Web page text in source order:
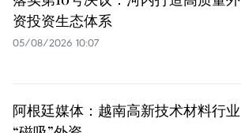
资投资生态体系
05/08/2026 10:07
阿根廷媒体：越南高新技术材料行业